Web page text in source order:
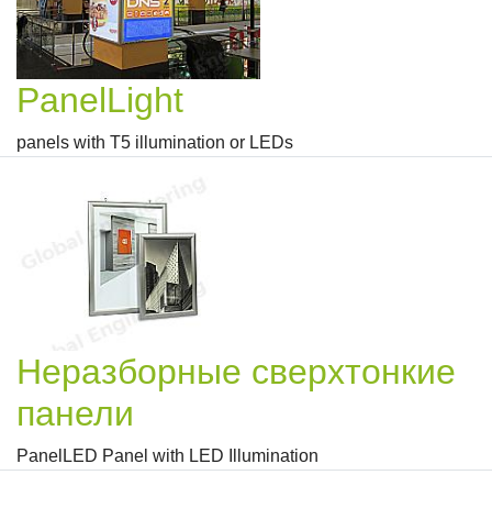
PanelLight
panels with T5 illumination or LEDs
Неразборные сверхтонкие
панели
PanelLED Panel with LED Illumination